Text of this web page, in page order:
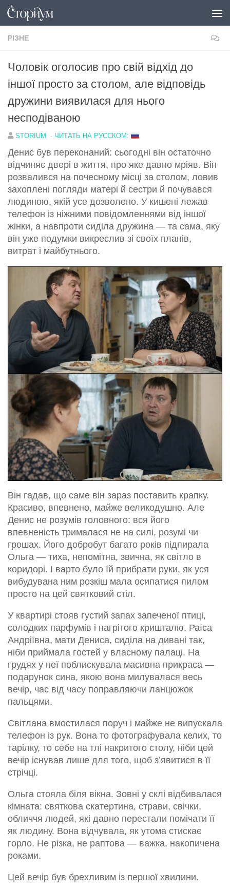
Перейти до вмісту
РІЗНЕ
Чоловік оголосив про свій відхід до
іншої просто за столом, але відповідь
дружини виявилася для нього
несподіваною
STORIUM · ЧИТАТЬ НА РУССКОМ:
Денис був переконаний: сьогодні він остаточно
відчиняє двері в життя, про яке давно мріяв. Він
розвалився на почесному місці за столом, ловив
захоплені погляди матері й сестри й почувався
людиною, якій усе дозволено. У кишені лежав
телефон із ніжними повідомленнями від іншої
жінки, а навпроти сиділа дружина — та сама, яку
він уже подумки викреслив зі своїх планів,
витрат і майбутнього.
Він гадав, що саме він зараз поставить крапку.
Красиво, впевнено, майже великодушно. Але
Денис не розумів головного: вся його
впевненість трималася не на силі, розумі чи
грошах. Його добробут багато років підпирала
Ольга — тиха, непомітна, звична, як світло в
коридорі. І варто було їй прибрати руки, як уся
вибудувана ним розкіш мала осипатися пилом
просто на цей святковий стіл.
У квартирі стояв густий запах запеченої птиці,
солодких парфумів і нагрітого кришталю. Раїса
Андріївна, мати Дениса, сиділа на дивані так,
ніби приймала гостей у власному палаці. На
грудях у неї поблискувала масивна прикраса —
подарунок сина, якою вона милувалася весь
вечір, час від часу поправляючи ланцюжок
пальцями.
Світлана вмостилася поруч і майже не випускала
телефон із рук. Вона то фотографувала келих, то
тарілку, то себе на тлі накритого столу, ніби цей
вечір існував лише для того, щоб з’явитися в її
стрічці.
Ольга стояла біля вікна. Зовні у склі відбивалася
кімната: святкова скатертина, страви, свічки,
обличчя людей, які давно перестали помічати її
як людину. Вона відчувала, як утома стискає
горло. Не різка, не раптова — важка, накопичена
роками.
Цей вечір був брехливим із першої хвилини.